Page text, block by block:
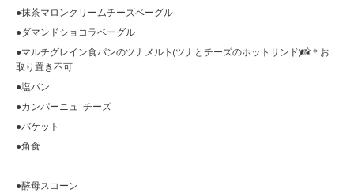
●抹茶マロンクリームチーズベーグル
●ダマンドショコラベーグル
●マルチグレイン食パンのツナメルト(ツナとチーズのホットサンド)📸＊お
取り置き不可
●塩パン
●カンパーニュ チーズ
●バケット
●角食
●酵母スコーン